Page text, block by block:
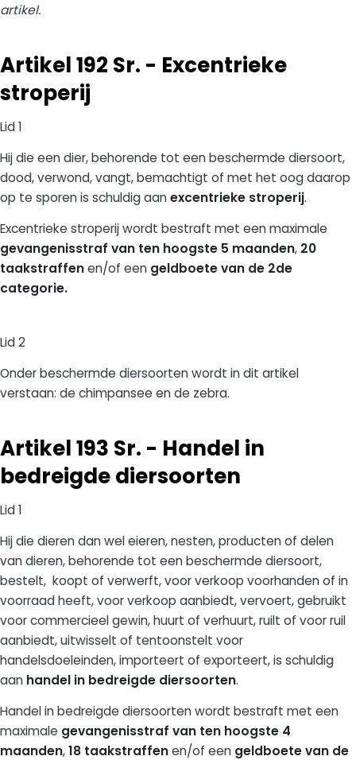
artikel.
Artikel 192 Sr. - Excentrieke
stroperij
Lid 1
Hij die een dier, behorende tot een beschermde diersoort,
dood, verwond, vangt, bemachtigt of met het oog daarop
op te sporen is schuldig aanexcentrieke stroperij.
Excentrieke stroperij wordt bestraft met een maximale
gevangenisstraf van ten hoogste 5 maanden, 20
taakstraffenen/of een geldboete van de 2de
categorie.
Lid 2
Onder beschermde diersoorten wordt in dit artikel
verstaan: de chimpansee en de zebra.
Artikel 193 Sr. - Handel in
bedreigde diersoorten
Lid 1
Hij die dieren dan wel eieren, nesten, producten of delen
van dieren, behorende tot een beschermde diersoort,
bestelt, koopt of verwerft, voor verkoop voorhanden of in
voorraad heeft, voor verkoop aanbiedt, vervoert, gebruikt
voor commercieel gewin, huurt of verhuurt, ruilt of voor ruil
aanbiedt, uitwisselt of tentoonstelt voor
handelsdoeleinden, importeert of exporteert, is schuldig
aan handel in bedreigde diersoorten.
Handel in bedreigde diersoorten wordt bestraft met een
maximale gevangenisstraf van ten hoogste 4
maanden,18 taakstraffenen/of een geldboete van de